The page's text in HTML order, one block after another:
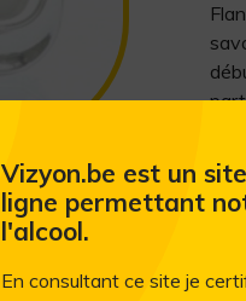
et
Vizyon.be est un
ligne permettant
l'alcool.
En consultant ce site je